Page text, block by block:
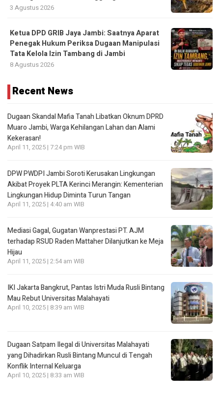
3 Agustus 2026
Ketua DPD GRIB Jaya Jambi: Saatnya Aparat
Penegak Hukum Periksa Dugaan Manipulasi
Tata Kelola Izin Tambang di Jambi
8 Agustus 2026
Recent News
Dugaan Skandal Mafia Tanah Libatkan Oknum DPRD
Muaro Jambi, Warga Kehilangan Lahan dan Alami
Kekerasan!
April 11, 2025 | 7:24 pm WIB
DPW PWDPI Jambi Soroti Kerusakan Lingkungan
Akibat Proyek PLTA Kerinci Merangin: Kementerian
Lingkungan Hidup Diminta Turun Tangan
April 11, 2025 | 4:40 am WIB
Mediasi Gagal, Gugatan Wanprestasi PT. AJM
terhadap RSUD Raden Mattaher Dilanjutkan ke Meja
Hijau
April 11, 2025 | 2:54 am WIB
IKI Jakarta Bangkrut, Pantas Istri Muda Rusli Bintang
Mau Rebut Universitas Malahayati
April 10, 2025 | 8:39 am WIB
Dugaan Satpam Ilegal di Universitas Malahayati
yang Dihadirkan Rusli Bintang Muncul di Tengah
Konflik Internal Keluarga
April 10, 2025 | 8:33 am WIB